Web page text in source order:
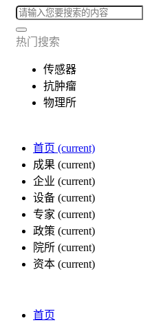
热门搜索
传感器
抗肿瘤
物理所
首页 (current)
成果 (current)
企业 (current)
设备 (current)
专家 (current)
政策 (current)
院所 (current)
资本 (current)
首页